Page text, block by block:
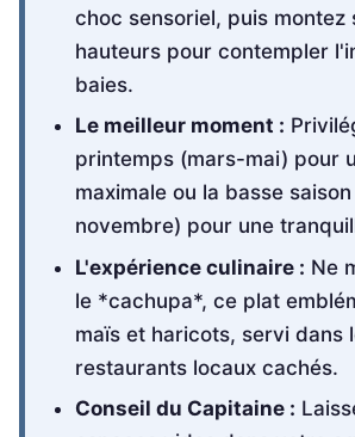
choc sensoriel, puis montez
hauteurs pour contempler
baies.
Le meilleur moment :
printemps (mars-mai) pour
maximale ou la basse
novembre) pour une
L'expérience culinaire : Ne
le *cachupa*, ce plat
maïs et haricots, servi dans
restaurants locaux cachés.
Conseil du Capitaine :